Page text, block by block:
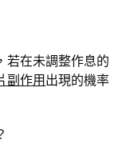
若在未調整作息的
副作用出現的機率